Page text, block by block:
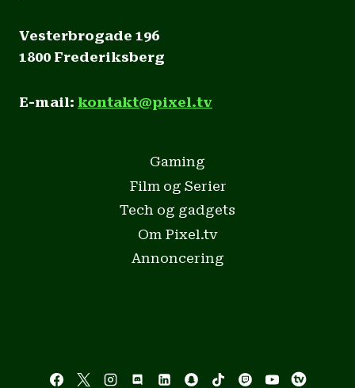
Vesterbrogade 196
1800 Frederiksberg
E-mail: kontakt@pixel.tv
Gaming
Film og Serier
Tech og gadgets
Om Pixel.tv
Annoncering